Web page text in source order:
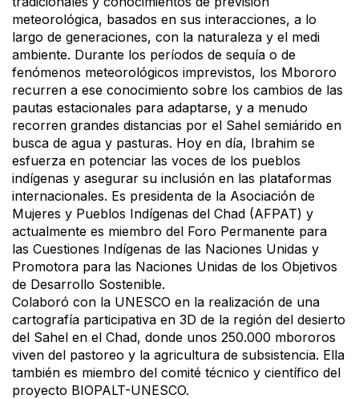
meteorológica, basados en sus interacciones, a lo
largo de generaciones, con la naturaleza y el medi
ambiente. Durante los períodos de sequía o de
fenómenos meteorológicos imprevistos, los Mbororo
recurren a ese conocimiento sobre los cambios de las
pautas estacionales para adaptarse, y a menudo
recorren grandes distancias por el Sahel semiárido en
busca de agua y pasturas. Hoy en día, Ibrahim se
esfuerza en potenciar las voces de los pueblos
indígenas y asegurar su inclusión en las plataformas
internacionales. Es presidenta de la Asociación de
Mujeres y Pueblos Indígenas del Chad (AFPAT) y
actualmente es miembro del Foro Permanente para
las Cuestiones Indígenas de las Naciones Unidas y
Promotora para las Naciones Unidas de los Objetivos
de Desarrollo Sostenible.
Colaboró con la UNESCO en la realización de una
cartografía participativa en 3D de la región del desierto
del Sahel en el Chad, donde unos 250.000 mbororos
viven del pastoreo y la agricultura de subsistencia. Ella
también es miembro del comité técnico y científico del
proyecto BIOPALT-UNESCO.